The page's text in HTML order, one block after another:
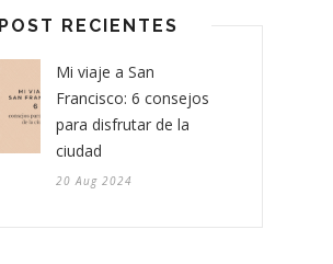
POST RECIENTES
Mi viaje a San
Francisco: 6 consejos
para disfrutar de la
ciudad
20 Aug 2024